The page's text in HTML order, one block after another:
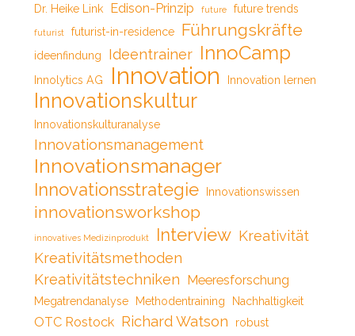
Dr. Heike Link Edison-Prinzip future future trends
futurist futurist-in-residence Führungskräfte
ideenfindung Ideentrainer InnoCamp
Innolytics AG Innovation Innovation lernen
Innovationskultur
Innovationskulturanalyse
Innovationsmanagement
Innovationsmanager
Innovationsstrategie Innovationswissen
innovationsworkshop
innovatives Medizinprodukt Interview Kreativität
Kreativitätsmethoden
Kreativitätstechniken
Meeresforschung
Megatrendanalyse Methodentraining Nachhaltigkeit
OTC Rostock Richard Watson
robust